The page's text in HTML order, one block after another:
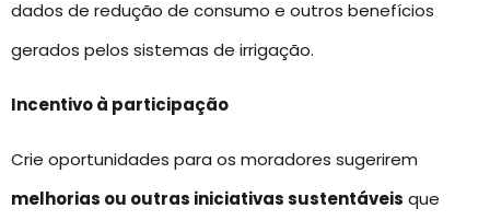
dados de redução de consumo e outros benefícios
gerados pelos sistemas de irrigação.
Incentivo à participação
Crie oportunidades para os moradores sugerirem
melhorias ou outras iniciativas sustentáveis que